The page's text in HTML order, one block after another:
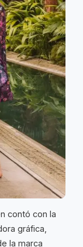
contó con la
gráfica,
la marca